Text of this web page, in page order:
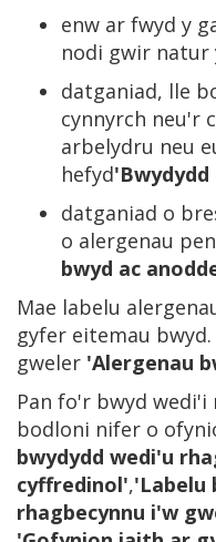
enw ar fwyd y
nodi gwir natur
datganiad, lle
cynnyrch neu'r
arbelydru neu
hefyd
datganiad o
o alergenau
bwyd ac
Mae labelu
gyfer eitemau
gweler 'Alergenau
Pan fo'r bwyd wedi'i
bodloni nifer o
bwydydd wedi'u
cyffredinol','Labelu
rhagbecynnu i'w